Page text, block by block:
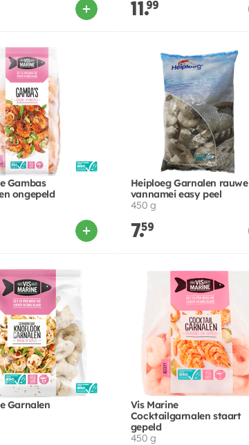
11.99
Gambas
ongepeld
Heiploeg Garnalen rauwe
vannamei easy peel
450 g
7.59
Garnalen
Vis Marine
Cocktailgarnalen staart
gepeld
450 g